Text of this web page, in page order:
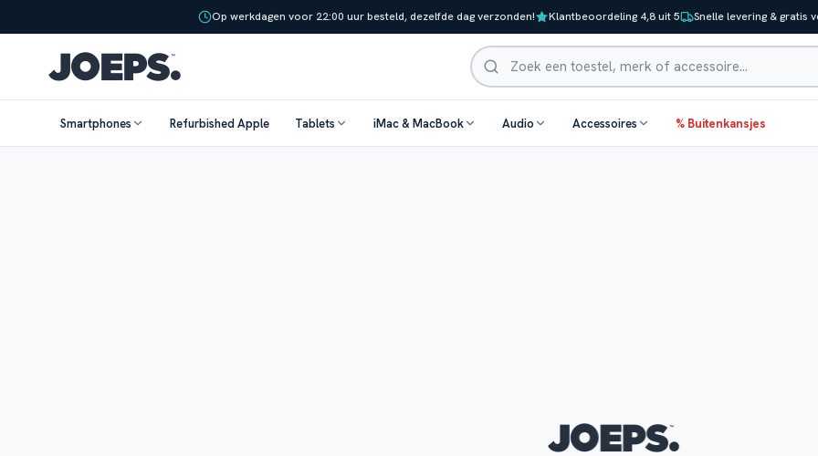
Op werkdagen voor 22:00 uur besteld, dezelfde dag verzonden! Klantbeoordeling 4,8 uit 5 Snelle levering & gratis
Zoeken
Smartphones Refurbished Apple Tablets iMac & MacBook Audio Accessoires % Buitenkansjes